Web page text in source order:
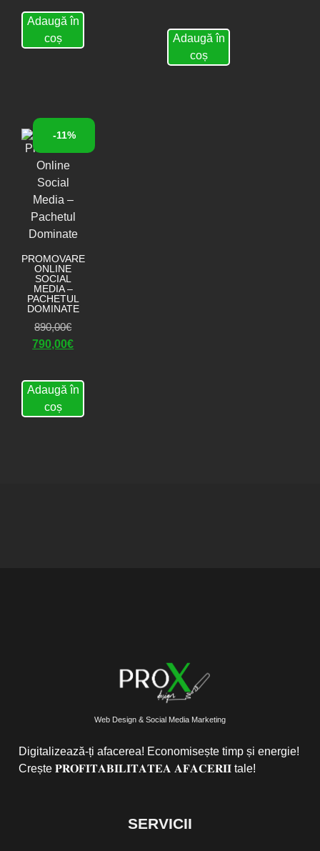
Adaugă în
coș
Adaugă în
coș
-11%
PROMOVARE
ONLINE
SOCIAL
MEDIA –
PACHETUL
DOMINATE
890,00€
790,00€
Adaugă în
coș
Web Design & Social Media Marketing
Digitalizează-ți afacerea! Economisește timp și energie!
Crește 𝐏𝐑𝐎𝐅𝐈𝐓𝐀𝐁𝐈𝐋𝐈𝐓𝐀𝐓𝐄𝐀 𝐀𝐅𝐀𝐂𝐄𝐑𝐈𝐈 tale!
SERVICII